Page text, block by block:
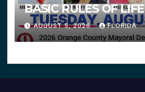
BASIC RULES OF LIFE
AUGUST 5, 2026 FLORIDA